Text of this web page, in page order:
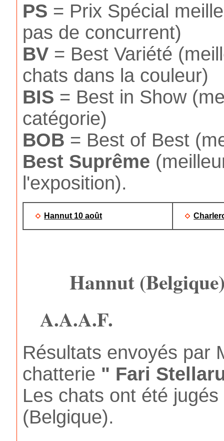
PS = Prix Spécial
pas de concurrent)
BV = Best Variété
chats dans la couleur)
BIS = Best in Show
catégorie)
BOB = Best of Best
Best Suprême
l'exposition).
Hannut 10 août
Hannut
A.A.A.F.
Résultats envoyés par
chatterie " Fari
Les chats ont été
(Belgique).